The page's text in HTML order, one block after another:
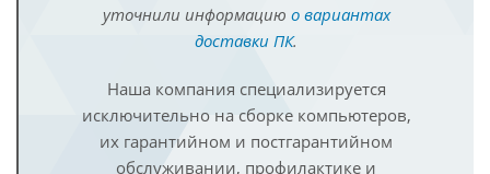
уточнили информацию о вариантах
доставки ПК.
Наша компания специализируется
исключительно на сборке компьютеров,
их гарантийном и постгарантийном
обслуживании, профилактике и